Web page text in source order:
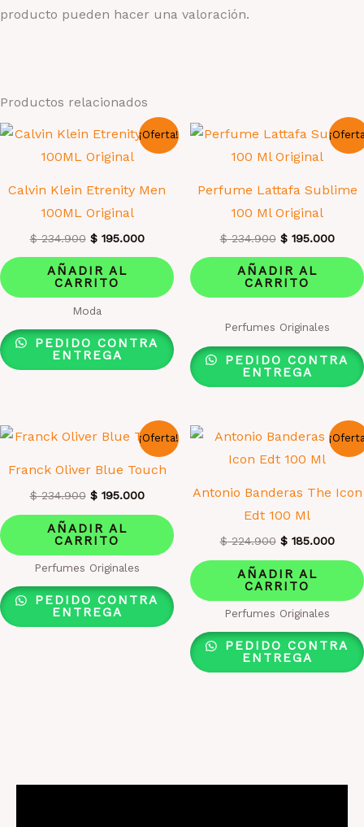
producto pueden hacer una valoración.
Productos relacionados
¡Oferta!
Calvin Klein Etrenity Men
100ML Original
$234.900 El
original
era:
$ 234.900.
$195.000El
actual
$ 195.000.
AÑADIR AL
CARRITO
Moda
PEDIDO CONTRA
ENTREGA
Perfume Lattafa Sublime
100 Ml Original
$234.900 El
original
era:
$ 234.900.
$195.000El
$
AÑADIR AL
CARRITO
Valorado
1.00
de
5
Perfumes Originales
PEDIDO CONTRA
ENTREGA
¡Oferta!
Franck Oliver Blue Touch
$234.900 El
original
era:
$ 234.900.
$195.000El
actual
$ 195.000.
AÑADIR AL
CARRITO
Perfumes Originales
PEDIDO CONTRA
ENTREGA
Antonio Banderas The Icon
Edt 100 Ml
$224.900 El
original
era:
$ 224.900.
$185.000El
$
AÑADIR AL
CARRITO
Perfumes Originales
PEDIDO CONTRA
ENTREGA